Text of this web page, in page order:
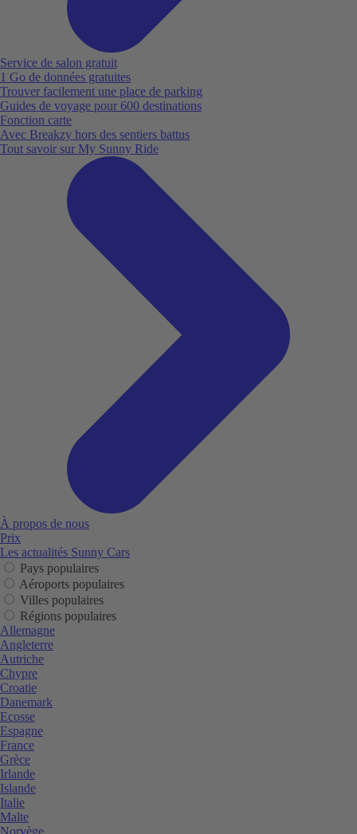
Service de salon gratuit
1 Go de données gratuites
Trouver facilement une place de parking
Guides de voyage pour 600 destinations
Fonction carte
Avec Breakzy hors des sentiers battus
Tout savoir sur My Sunny Ride
À propos de nous
Prix
Les actualités Sunny Cars
Pays populaires
Aéroports populaires
Villes populaires
Régions populaires
Allemagne
Angleterre
Autriche
Chypre
Croatie
Danemark
Ecosse
Espagne
France
Grèce
Irlande
Islande
Italie
Malte
Norvège